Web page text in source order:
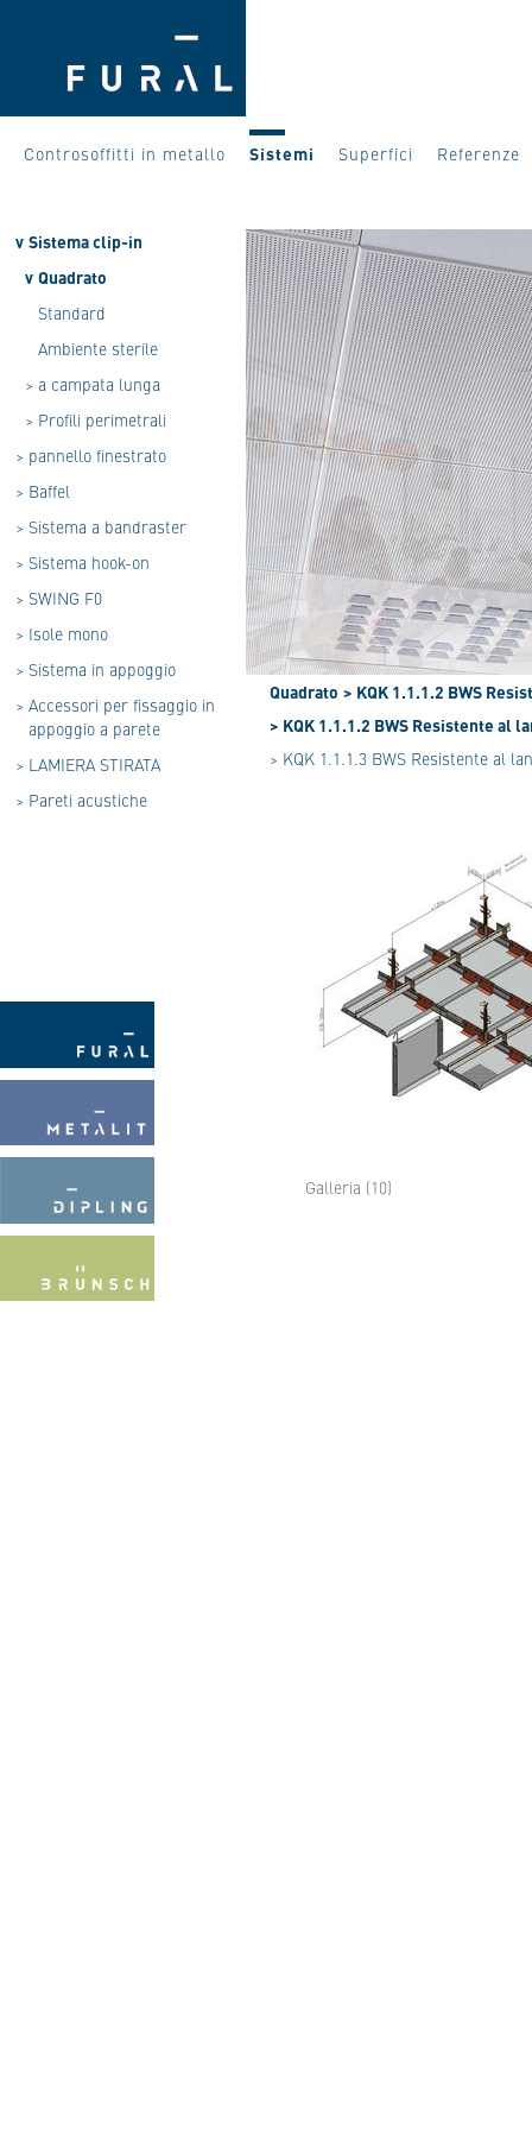
Controsoffitti in metallo Sistemi Superfici Referenze
v Sistema clip-in
v Quadrato
Standard
Ambiente sterile
> a campata lunga
> Profili perimetrali
> pannello finestrato
> Baffel
> Sistema a bandraster
> Sistema hook-on
> SWING F0
> Isole mono
> Sistema in appoggio
> Accessori per fissaggio in
appoggio a parete
> LAMIERA STIRATA
> Pareti acustiche
Quadrato > KQK 1.1.1.2 BWS
> KQK 1.1.1.2 BWS Resistente al
> KQK 1.1.1.3 BWS Resistente al
Galleria (10)